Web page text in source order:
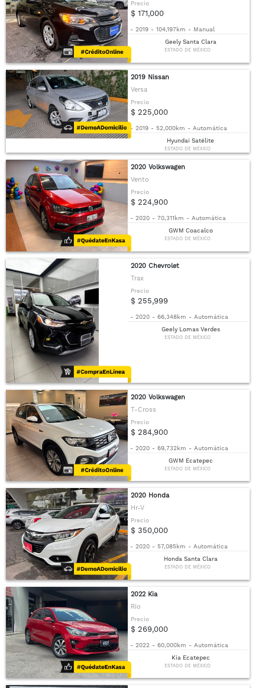
Precio
$ 171,000
- 2019 - 104,197km - Manual
Geely Santa Clara
ESTADO DE MÉXICO
2019 Nissan
Versa
Precio
$ 225,000
- 2019 - 52,000km - Automática
Hyundai Satélite
ESTADO DE MÉXICO
2020 Volkswagen
Vento
Precio
$ 224,900
- 2020 - 70,311km - Automática
GWM Coacalco
ESTADO DE MÉXICO
2020 Chevrolet
Trax
Precio
$ 255,999
- 2020 - 66,348km - Automática
Geely Lomas Verdes
ESTADO DE MÉXICO
2020 Volkswagen
T-Cross
Precio
$ 284,900
- 2020 - 69,732km - Automática
GWM Ecatepec
ESTADO DE MÉXICO
2020 Honda
Hr-V
Precio
$ 350,000
- 2020 - 57,085km - Automática
Honda Santa Clara
ESTADO DE MÉXICO
2022 Kia
Rio
Precio
$ 269,000
- 2022 - 60,000km - Automática
Kia Ecatepec
ESTADO DE MÉXICO